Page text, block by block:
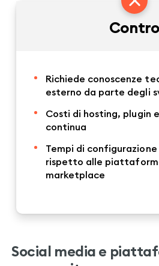
Contro
Richiede conoscenze
esterno da parte degli
Costi di hosting, plugin
continua
Tempi di configurazione
rispetto alle
marketplace
Social media e